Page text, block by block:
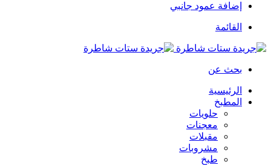
إضافة عمود جانبي
القائمة
بحث عن
الرئيسية
المطبخ
حلويات
معجنات
مقبلات
مشروبات
طبخ